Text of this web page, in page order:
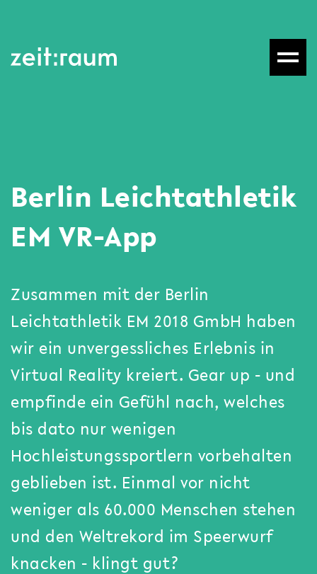
Berlin Leichtathletik
EM VR-App
Zusammen mit der Berlin
Leichtathletik EM 2018 GmbH haben
wir ein unvergessliches Erlebnis in
Virtual Reality kreiert. Gear up - und
empfinde ein Gefühl nach, welches
bis dato nur wenigen
Hochleistungssportlern vorbehalten
geblieben ist. Einmal vor nicht
weniger als 60.000 Menschen stehen
und den Weltrekord im Speerwurf
knacken - klingt gut?